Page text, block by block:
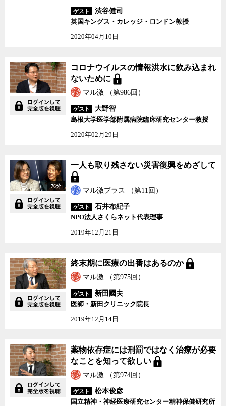
ゲスト
渋谷健司
英国キングス・カレッジ・ロンドン教授
2020年04月10日
コロナウイルスの情報洪水に飲み込まれ
ないために
マル激 （第986回）
ゲスト
大野智
島根大学医学部附属病院臨床研究センター教授
2020年02月29日
76分
一人も取り残さない災害復興をめざして
マル激プラス （第11回）
ゲスト
石井布紀子
NPO法人さくらネット代表理事
2019年12月21日
終末期に医療の出番はあるのか
マル激 （第975回）
ゲスト
新田國夫
医師・新田クリニック院長
2019年12月14日
薬物依存症には刑罰ではなく治療が必要
なことを知って欲しい
マル激 （第974回）
ゲスト
松本俊彦
国立精神・神経医療研究センター精神保健研究所